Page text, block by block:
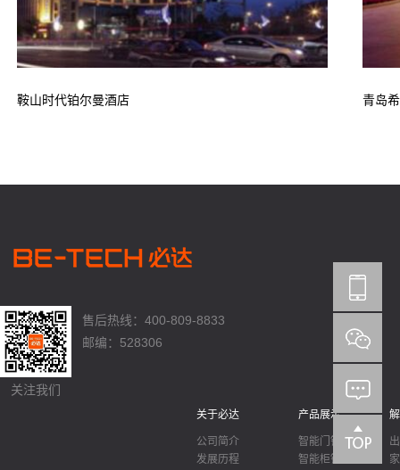
鞍山时代铂尔曼酒店 青岛
关注我们
售后热线：400-809-8833
邮编：528306
关于必达
公司简介
发展历程
产品展示
智能门锁
智能柜锁